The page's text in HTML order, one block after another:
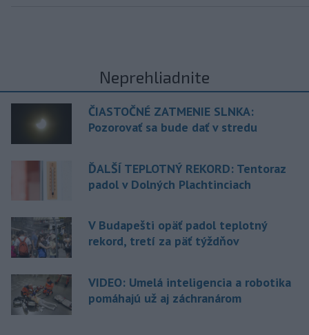
Neprehliadnite
ČIASTOČNÉ ZATMENIE SLNKA:
Pozorovať sa bude dať v stredu
ĎALŠÍ TEPLOTNÝ REKORD: Tentoraz
padol v Dolných Plachtinciach
V Budapešti opäť padol teplotný
rekord, tretí za päť týždňov
VIDEO: Umelá inteligencia a robotika
pomáhajú už aj záchranárom